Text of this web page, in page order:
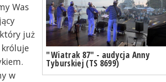
"Wiatrak 87" - audycja Anny
Tyburskiej (TS 8699)
Was
już
w